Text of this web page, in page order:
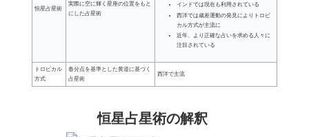
恒星占星術
実際に空に輝く星座の位置をもと
にした占星術
インドでは現在も利用されている
西洋では歳差運動の発見によりトロピ
カル方式が主流に
近年、より正確な占いを求める人々に
注目されている
トロピカル
方式
春分点を基準とした黄道に基づく
占星術
西洋で主流
恒星占星術の解釈